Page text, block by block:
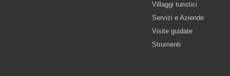
Villaggi turistici
Servizi e Aziende
Visite guidate
Strumenti